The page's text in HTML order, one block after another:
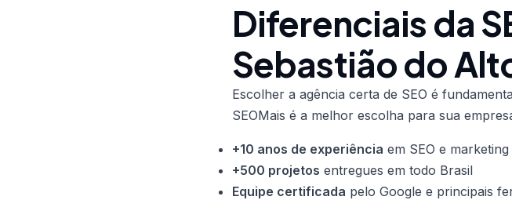
Diferenciais da
Sebastião do
Escolher a agência certa de SEO é
SEOMais é a melhor escolha para sua
+10 anos de experiência em SEO e marketing
+500 projetos entregues em todo Brasil
Equipe certificada pelo Google e principais